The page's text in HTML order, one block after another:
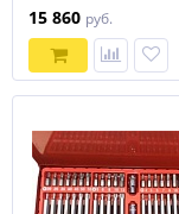
15 860 руб.